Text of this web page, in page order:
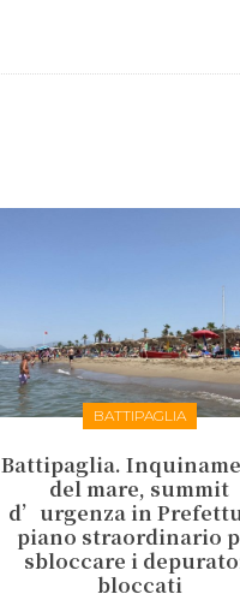
BATTIPAGLIA
Battipaglia.
del mare, summit
d’urgenza in
piano straordinario
sbloccare i
bloccati